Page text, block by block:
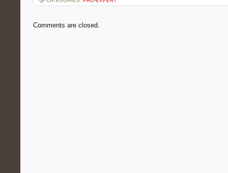
Comments are closed.